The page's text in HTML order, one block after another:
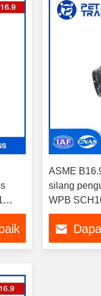
ASME
silang
WPB
sistem pipa